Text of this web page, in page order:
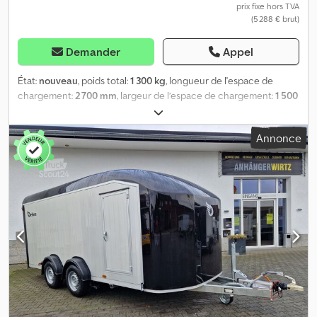
prix fixe hors TVA
(5 288 € brut)
Demander Appel
État: nouveau, poids total:1 300 kg, longueur de l'espace de
chargement: 2 700 mm , largeur de l’espace de chargement:1 500
, hauteur de l'espace de chargement:
construction:2026, Achetez en ligne dans notre boutique de
remorques. Chez ANHÄNGERWIRTZ, de nombreux modèles sont
disponibles en ligne. Achetez facilement et à toute heure, 24
heures sur 24, 7 jours sur 7. Vous pouvez venir chercher votre
remorque vous-même ou la faire livrer 😊. Le marché en ligne
pour l’achat de votre nouvelle remorque propose des marques
de qualité ! Plus de 850 nouvelles remorques en stock. Plus de
130 remorques d’occasion disponibles en permanence. Exemple
sans engagement : différentes versions disponibles !! Debon
Polycargo 1300, dimensions intérieures 300x152x168 cm, poids
utile 1300 kg, modèle Pullman II, châssis à un essieu, homologué
pour une vitesse de 100 km/h, carrosserie en polyester intégral
aérodynamique, couleur blanche, décor, porte latérale, porte
Annonce